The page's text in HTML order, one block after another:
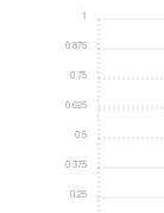
0.25
0.375
0.5
0.625
0.75
0.875
1